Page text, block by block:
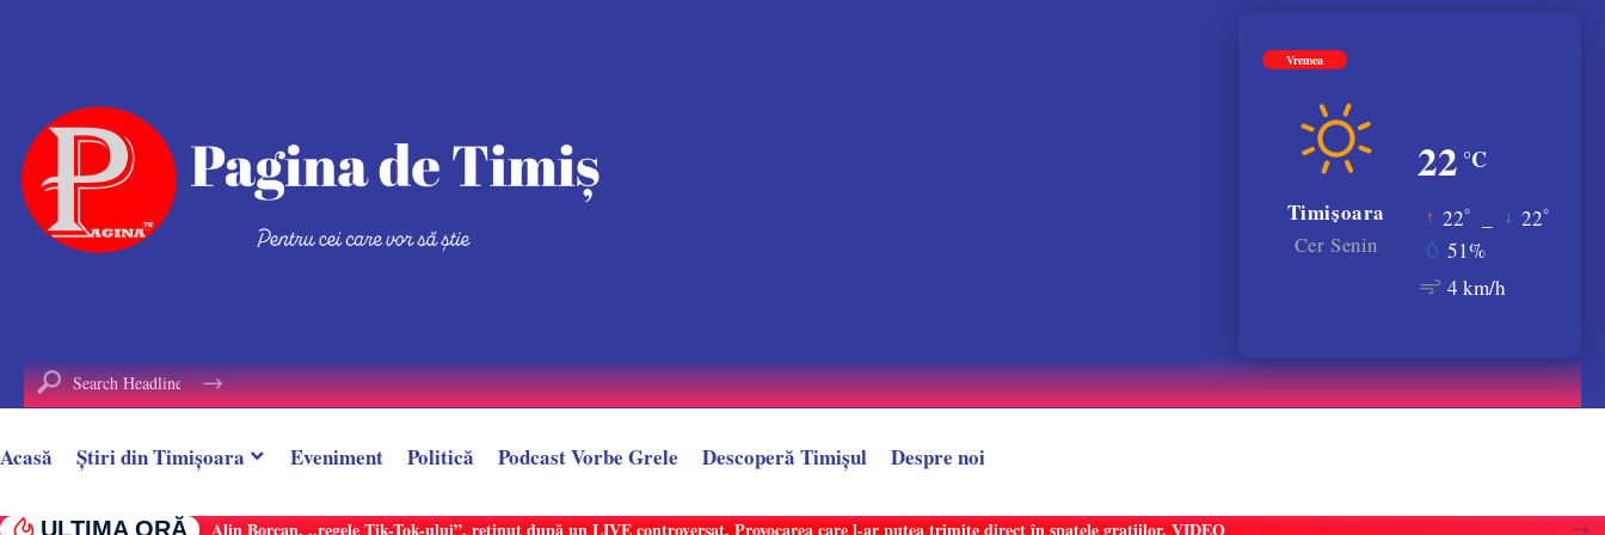
Vremea
22 °C
Timișoara
Cer Senin
22° 22°
51%
4 km/h
Acasă Știri din Timișoara Eveniment Politică Podcast Vorbe Grele Descoperă Timișul Despre noi
ULTIMA ORĂ